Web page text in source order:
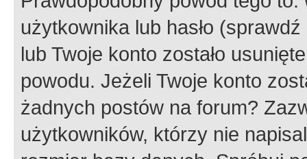
użytkownika lub hasło
lub Twoje konto zostało
powodu. Jeżeli Twoje konto
żadnych postów na forum?
użytkowników, którzy nie